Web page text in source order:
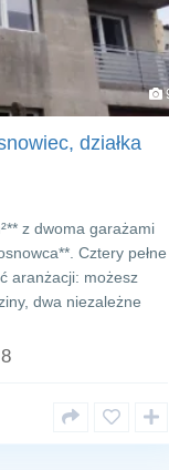
działka
z dwoma garażami
Cztery pełne
aranżacji: możesz
dwa niezależne